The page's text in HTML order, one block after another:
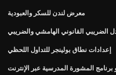
معرض لندن للسكر والعبودية
الضريبي القانوني الهامشي والضريبي
إعدادات نطاق بولينجر للتداول اللحظي
برنامج المشورة المدرسية عبر الإنترنت